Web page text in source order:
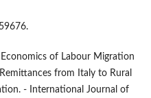
of Labour Migration
from Italy to Rural
- International Journal of